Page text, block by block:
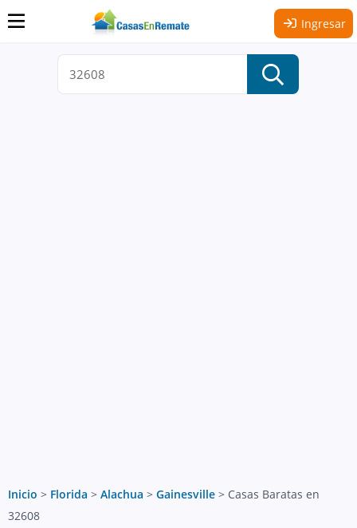
Ingresar
Inicio > Florida > Alachua > Gainesville > Casas Baratas en
32608